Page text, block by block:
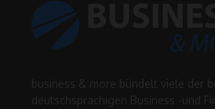
business & more bündelt viele der
deutschsprachigen Business -und